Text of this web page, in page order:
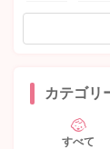
カテゴリ
すべて